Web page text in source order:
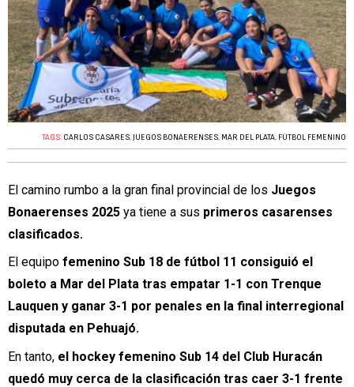
TAGS: CARLOS CASARES,JUEGOS BONAERENSES, MAR DEL PLATA, FÚTBOL FEMENINO
El camino rumbo a la gran final provincial de los Juegos
Bonaerenses 2025 ya tiene a sus primeros casarenses
clasificados.
El equipo femenino Sub 18 de fútbol 11 consiguió el
boleto a Mar del Plata tras empatar 1-1 con Trenque
Lauquen y ganar 3-1 por penales en la final interregional
disputada en Pehuajó.
En tanto, el hockey femenino Sub 14 del Club Huracán
quedó muy cerca de la clasificación tras caer 3-1 frente